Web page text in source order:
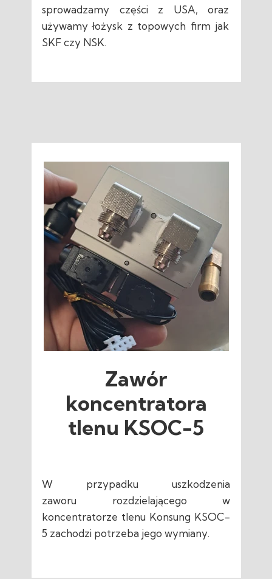
sprowadzamy części z USA, oraz
używamy łożysk z topowych firm jak
SKF czy NSK.
Zawór
koncentratora
tlenu KSOC-5
W przypadku uszkodzenia
zaworu rozdzielającego w
koncentratorze tlenu Konsung KSOC-
5 zachodzi potrzeba jego wymiany.